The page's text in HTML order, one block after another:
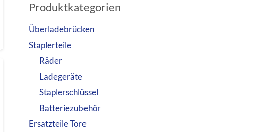
Produktkategorien
Überladebrücken
Staplerteile
Räder
Ladegeräte
Staplerschlüssel
Batteriezubehör
Ersatzteile Tore